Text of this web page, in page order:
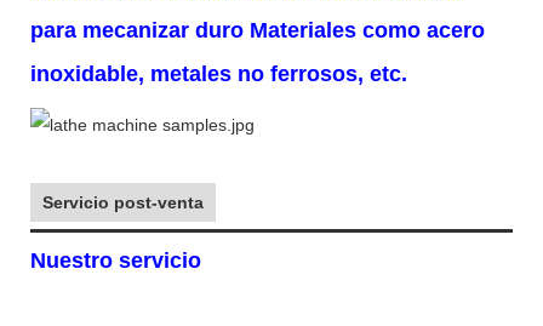
para mecanizar duro Materiales como acero
inoxidable, metales no ferrosos, etc.
Servicio post-venta
Nuestro servicio